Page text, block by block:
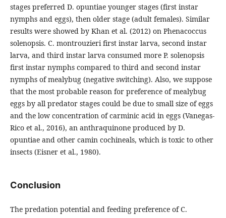
stages preferred D. opuntiae younger stages (first instar
nymphs and eggs), then older stage (adult females). Similar
results were showed by Khan et al. (2012) on Phenacoccus
solenopsis. C. montrouzieri first instar larva, second instar
larva, and third instar larva consumed more P. solenopsis
first instar nymphs compared to third and second instar
nymphs of mealybug (negative switching). Also, we suppose
that the most probable reason for preference of mealybug
eggs by all predator stages could be due to small size of eggs
and the low concentration of carminic acid in eggs (Vanegas-
Rico et al., 2016), an anthraquinone produced by D.
opuntiae and other camin cochineals, which is toxic to other
insects (Eisner et al., 1980).
Conclusion
The predation potential and feeding preference of C.